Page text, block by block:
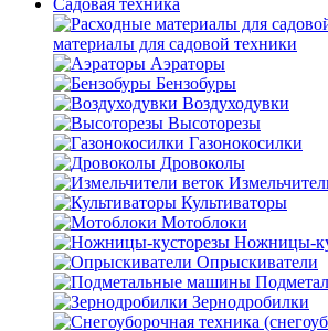
Садовая техника
материалы для садовой техники
Аэраторы
Бензобуры
Воздуходувки
Высоторезы
Газонокосилки
Дровоколы
Культиваторы
Мотоблоки
Ножницы-
Опрыскиватели
Зернодробилки